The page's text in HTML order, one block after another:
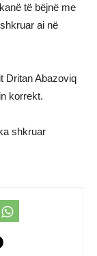
të bëjnë me
ai në
Dritan Abazoviq
korrekt.
shkruar